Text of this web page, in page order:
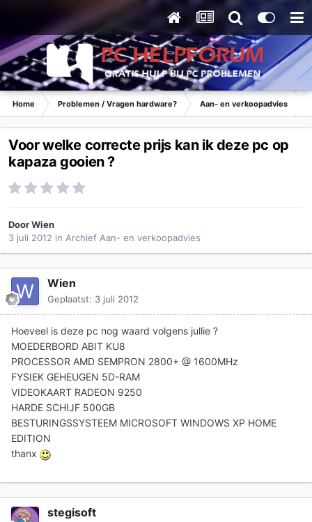
Home Problemen / Vragen hardware? Aan- en verkoopadvies
Voor welke correcte prijs kan ik deze pc op
kapaza gooien ?
DoorWien
3 juli 2012 in Archief Aan- en verkoopadvies
Wien
Geplaatst: 3 juli 2012
Hoeveel is deze pc nog waard volgens jullie ?
MOEDERBORD ABIT KU8
PROCESSOR AMD SEMPRON 2800+ @ 1600MHz
FYSIEK GEHEUGEN 5D-RAM
VIDEOKAART RADEON 9250
HARDE SCHIJF 500GB
BESTURINGSSYSTEEM MICROSOFT WINDOWS XP HOME
EDITION
thanx
stegisoft